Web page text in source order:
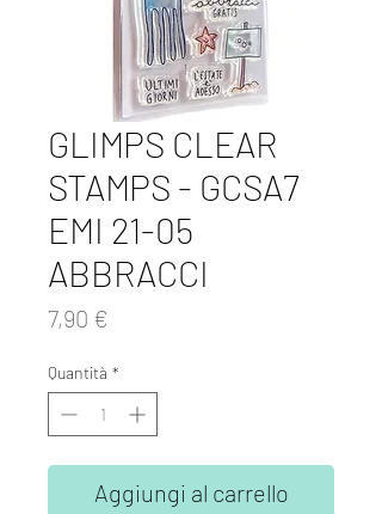
GLIMPS CLEAR
STAMPS - GCSA7
EMI 21-05
ABBRACCI
7,90 €
Quantità *
Aggiungi al carrello